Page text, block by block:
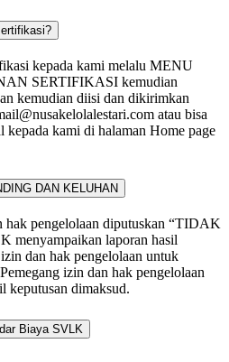
kepada kami melalu MENU
SERTIFIKASI kemudian
kemudian diisi dan dikirimkan
atau bisa
kepada kami di halaman Home page
DAN KELUHAN
hak pengelolaan diputuskan “TIDAK
laporan hasil
dan hak pengelolaan untuk
izin dan hak pengelolaan
keputusan dimaksud.
Biaya SVLK